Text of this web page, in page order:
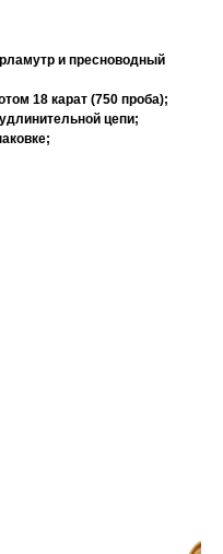
и пресноводный
18 карат (750 проба);
цепи;